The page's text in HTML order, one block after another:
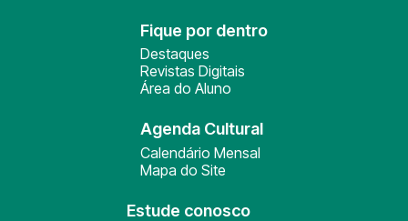
Fique por dentro
Destaques
Revistas Digitais
Área do Aluno
Agenda Cultural
Calendário Mensal
Mapa do Site
Estude conosco